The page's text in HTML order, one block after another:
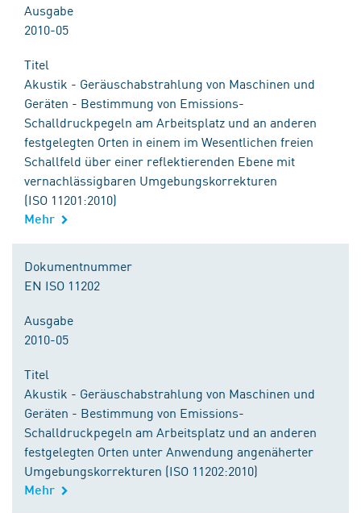
Ausgabe
2010-05
Titel
Akustik - Geräuschabstrahlung von Maschinen und
Geräten - Bestimmung von Emissions-
Schalldruckpegeln am Arbeitsplatz und an anderen
festgelegten Orten in einem im Wesentlichen freien
Schallfeld über einer reflektierenden Ebene mit
vernachlässigbaren Umgebungskorrekturen
(ISO 11201:2010)
Mehr
Dokumentnummer
EN ISO 11202
Ausgabe
2010-05
Titel
Akustik - Geräuschabstrahlung von Maschinen und
Geräten - Bestimmung von Emissions-
Schalldruckpegeln am Arbeitsplatz und an anderen
festgelegten Orten unter Anwendung angenäherter
Umgebungskorrekturen (ISO 11202:2010)
Mehr